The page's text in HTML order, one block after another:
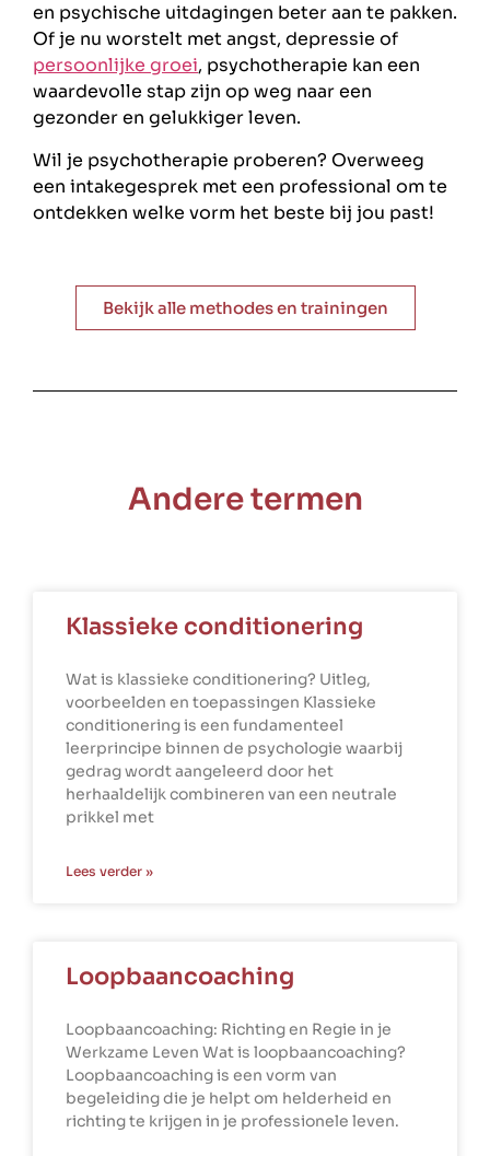
en psychische uitdagingen beter aan te pakken.
Of je nu worstelt met angst, depressie of
persoonlijke groei, psychotherapie kan een
waardevolle stap zijn op weg naar een
gezonder en gelukkiger leven.
Wil je psychotherapie proberen? Overweeg
een intakegesprek met een professional om te
ontdekken welke vorm het beste bij jou past!
Bekijk alle methodes en trainingen
Andere termen
Klassieke conditionering
Wat is klassieke conditionering? Uitleg,
voorbeelden en toepassingen Klassieke
conditionering is een fundamenteel
leerprincipe binnen de psychologie waarbij
gedrag wordt aangeleerd door het
herhaaldelijk combineren van een neutrale
prikkel met
Lees verder »
Loopbaancoaching
Loopbaancoaching: Richting en Regie in je
Werkzame Leven Wat is loopbaancoaching?
Loopbaancoaching is een vorm van
begeleiding die je helpt om helderheid en
richting te krijgen in je professionele leven.